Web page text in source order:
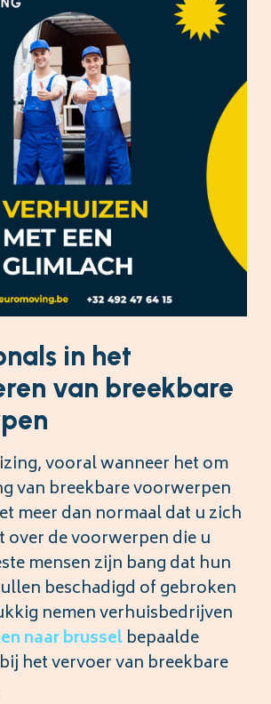
in het
van breekbare
vooral wanneer het om
van breekbare voorwerpen
meer dan normaal dat u zich
over de voorwerpen die u
mensen zijn bang dat hun
beschadigd of gebroken
nemen verhuisbedrijven
naar brusselbepaalde
het vervoer van breekbare